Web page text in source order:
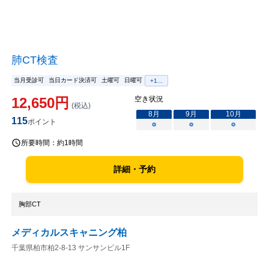
肺CT検査
当月受診可 当日カード決済可 土曜可 日曜可 +1...
12,650円 (税込)
115ポイント
空き状況
8月 9月 10月
○
○ ○
所要時間： 約1時間
詳細・予約
胸部CT
メディカルスキャニング柏
千葉県柏市柏2-8-13 サンサンビル1F